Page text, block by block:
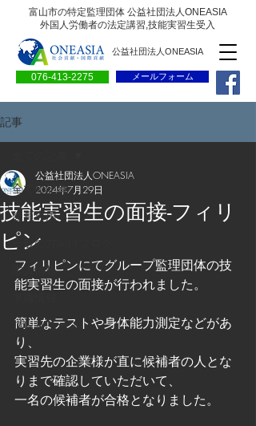
富山市の特定監理団体 公益社団法人ONEASIA
外国人労働者の法定講習,技能実習生受入
076-413-2275
公益社団法人ONEASIA
メールフォーム
記事
全ての記事
会員専用ページ
一般の方向けブログ
求人情報
プレリリース
技能実習生の面接-フィリ
ピン
公益社団法人ONEASIA
2024年7月29日
フィリピンにてグループ監理団体の技
能実習生の面接が行われました。
簡単なテストや身体能力測定などがあ
り、
実習先の企業様が直に候補者の人とな
りまで確認していただいて、
一名の候補者が合格となりました。